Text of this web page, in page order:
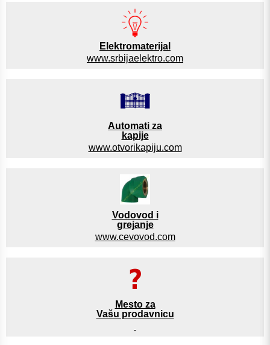
Elektromaterijal
www.srbijaelektro.com
Automati za
kapije
www.otvorikapiju.com
Vodovod i
grejanje
www.cevovod.com
Mesto za
Vašu prodavnicu